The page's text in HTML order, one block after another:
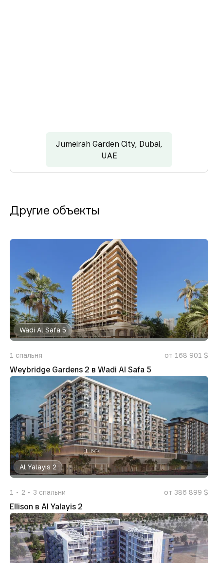
Jumeirah Garden City, Dubai,
UAE
Другие объекты
Wadi Al Safa 5
1 спальня от 168 901 $
Weybridge Gardens 2 в Wadi Al Safa 5
Al Yalayis 2
1 2 3 спальни от 386 899 $
Ellison в Al Yalayis 2